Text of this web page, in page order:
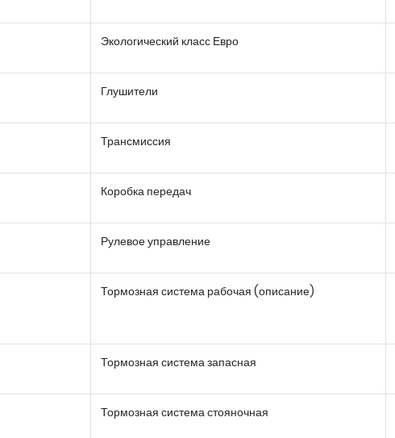
Экологический класс Евро
Глушители
Трансмиссия
Коробка передач
Рулевое управление
Тормозная система рабочая (описание)
Тормозная система запасная
Тормозная система стояночная